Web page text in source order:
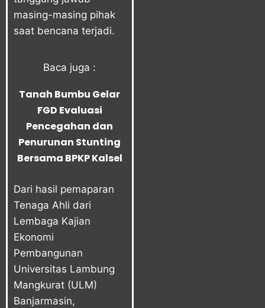
masing-masing pihak
saat bencana terjadi.
Baca juga :
Tanah Bumbu Gelar
FGD Evaluasi
Pencegahan dan
Penurunan Stunting
Bersama BPKP Kalsel
Dari hasil pemaparan
Tenaga Ahli dari
Lembaga Kajian
Ekonomi
Pembangunan
Universitas Lambung
Mangkurat (ULM)
Banjarmasin,